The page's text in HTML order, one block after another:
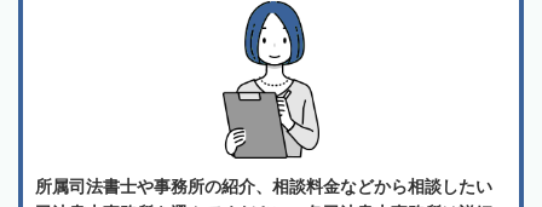
所属司法書士や事務所の紹介、相談料金などから相談したい